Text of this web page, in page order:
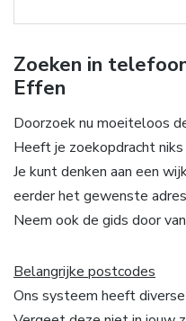
Zoeken in
Effen
Doorzoek nu moeiteloos
Heeft je zoekopdracht
Je kunt denken aan een
eerder het gewenste
Neem ook de gids door
Belangrijke postcodes
Ons systeem heeft